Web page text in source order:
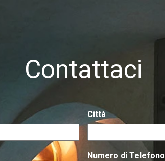
Contattaci
Città
Numero di Telefono